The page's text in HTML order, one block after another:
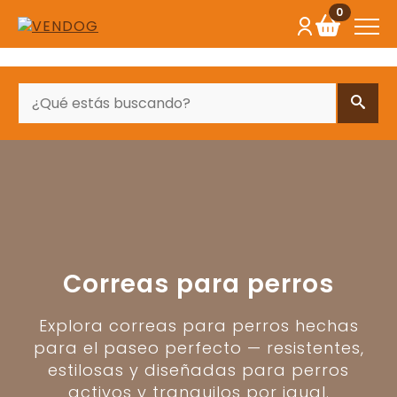
0
Correas para perros
Explora correas para perros hechas
para el paseo perfecto — resistentes,
estilosas y diseñadas para perros
activos y tranquilos por igual.